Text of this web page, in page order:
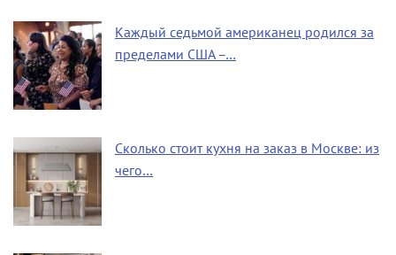
Каждый седьмой американец родился за
пределами США –…
Сколько стоит кухня на заказ в Москве: из
чего…